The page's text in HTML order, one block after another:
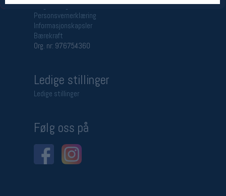
Salgsbetingelser
Personsvernerklæring
Informasjonskapsler
Bærekraft
Org. nr: 976754360
Ledige stillinger
Ledige stillinger
Følg oss på